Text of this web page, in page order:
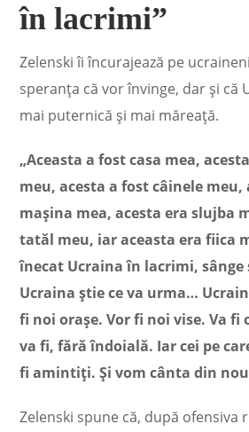
în lacrimi”
Zelenski îi încurajează pe
speranța că vor învinge, dar și că
mai puternică și mai măreață.
„Aceasta a fost casa mea,
meu, acesta a fost câinele meu,
mașina mea, acesta era slujba
tatăl meu, iar aceasta era fiica
înecat Ucraina în lacrimi, sânge
Ucraina știe ce va urma…
fi noi orașe. Vor fi noi vise. Va fi
va fi, fără îndoială. Iar cei pe
fi amintiți. Și vom cânta din
Zelenski spune că, după ofensiva